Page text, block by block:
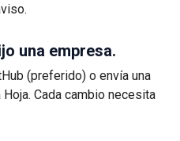
una empresa.
(preferido) o envía una
Cada cambio necesita